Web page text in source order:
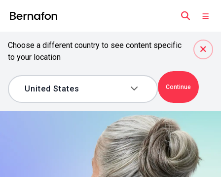
Choose a different country to see content specific
to your location
Continue